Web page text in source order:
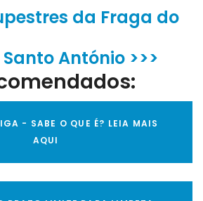
da Fraga do
António >>>
- SABE O QUE É? LEIA MAIS
AQUI